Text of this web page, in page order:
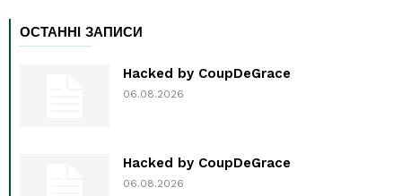
ОСТАННІ ЗАПИСИ
Hacked by CoupDeGrace
06.08.2026
Hacked by CoupDeGrace
06.08.2026